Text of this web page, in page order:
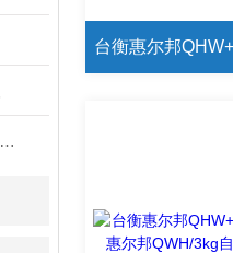
GF系列绿巨人视频在线观看官网